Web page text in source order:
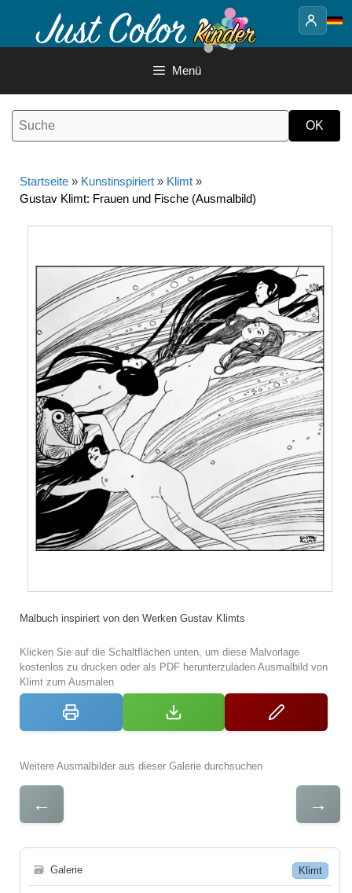
Inhalt
Menü
Startseite » Kunstinspiriert » Klimt »
Gustav Klimt: Frauen und Fische (Ausmalbild)
Malbuch inspiriert von den Werken Gustav Klimts
Klicken Sie auf die Schaltflächen unten, um diese Malvorlage
kostenlos zu drucken oder als PDF herunterzuladen Ausmalbild von
Klimt zum Ausmalen
Weitere Ausmalbilder aus dieser Galerie durchsuchen
← →
🗃 Galerie Klimt